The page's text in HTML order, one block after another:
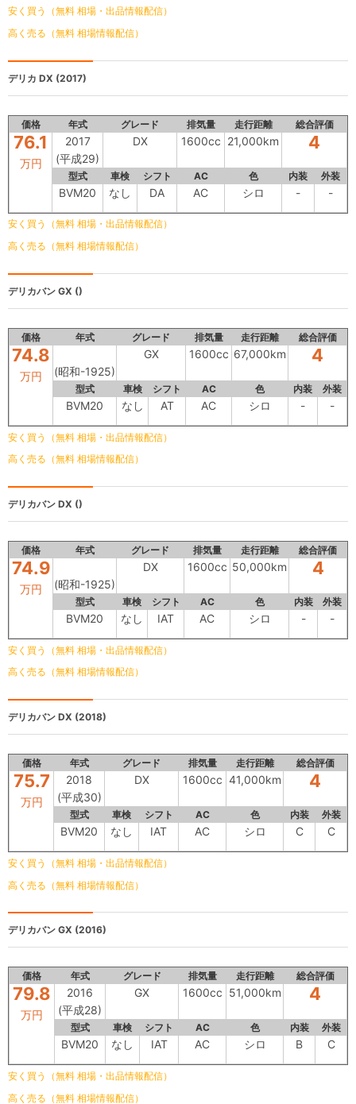
安く買う（無料 相場・出品情報配信）
高く売る（無料 相場情報配信）
デリカ DX (2017)
価格 年式 グレード 排気量 走行距離 総合評価
76.1
万円
2017
(平成29)
DX 1600cc 21,000km 4
型式 車検 シフト AC 色 内装 外装
BVM20 なし DA AC シロ - -
安く買う（無料 相場・出品情報配信）
高く売る（無料 相場情報配信）
デリカバン GX ()
価格 年式 グレード 排気量 走行距離 総合評価
74.8
万円 (昭和-1925)
GX 1600cc 67,000km 4
型式 車検 シフト AC 色 内装 外装
BVM20 なし AT AC シロ - -
安く買う（無料 相場・出品情報配信）
高く売る（無料 相場情報配信）
デリカバン DX ()
価格 年式 グレード 排気量 走行距離 総合評価
74.9
万円 (昭和-1925)
DX 1600cc 50,000km 4
型式 車検 シフト AC 色 内装 外装
BVM20 なし IAT AC シロ - -
安く買う（無料 相場・出品情報配信）
高く売る（無料 相場情報配信）
デリカバン DX (2018)
価格 年式 グレード 排気量 走行距離 総合評価
75.7
万円
2018
(平成30)
DX 1600cc 41,000km 4
型式 車検 シフト AC 色 内装 外装
BVM20 なし IAT AC シロ C C
安く買う（無料 相場・出品情報配信）
高く売る（無料 相場情報配信）
デリカバン GX (2016)
価格 年式 グレード 排気量 走行距離 総合評価
79.8
万円
2016
(平成28)
GX 1600cc 51,000km 4
型式 車検 シフト AC 色 内装 外装
BVM20 なし IAT AC シロ B C
安く買う（無料 相場・出品情報配信）
高く売る（無料 相場情報配信）